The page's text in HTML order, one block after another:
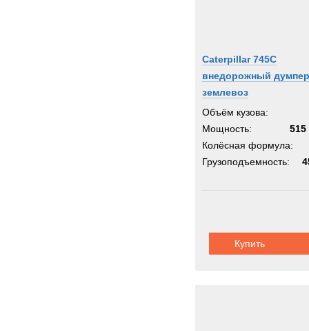
Caterpillar 745C
внедорожный
землевоз
Объём кузова:
Мощность:
515
Колёсная формула:
Грузоподъемность:
Купить